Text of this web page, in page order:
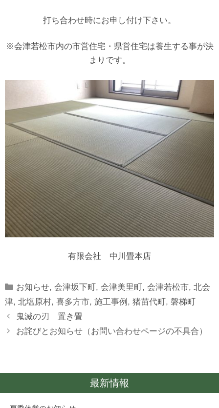
打ち合わせ時にお申し付け下さい。
※会津若松市内の市営住宅・県営住宅は養生する事が決
まりです。
有限会社 中川畳本店
Categories
お知らせ,会津坂下町,会津美里町,会津若松市,北会
津, 北塩原村, 喜多方市, 施工事例 , 猪苗代町, 磐梯町
鬼滅の刃 置き畳
お詫びとお知らせ（お問い合わせページの不具合）
最新情報